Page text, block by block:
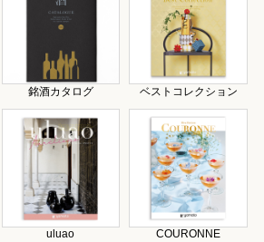
銘酒カタログ ベストコレクション
uluao COURONNE